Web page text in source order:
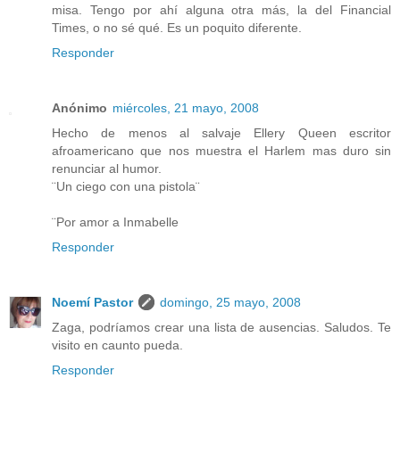
misa. Tengo por ahí alguna otra más, la del Financial
Times, o no sé qué. Es un poquito diferente.
Responder
Anónimo miércoles, 21 mayo, 2008
Hecho de menos al salvaje Ellery Queen escritor
afroamericano que nos muestra el Harlem mas duro sin
renunciar al humor.
¨Un ciego con una pistola¨
¨Por amor a Inmabelle
Responder
Noemí Pastor
domingo, 25 mayo, 2008
Zaga, podríamos crear una lista de ausencias. Saludos. Te
visito en caunto pueda.
Responder